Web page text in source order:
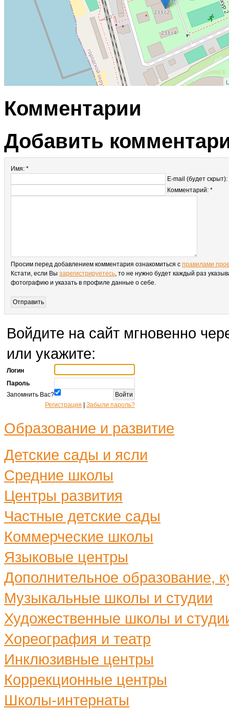
Комментарии
Добавить
Имя: *
E-mail (будет скрыт):
Комментарий: *
Просим перед добавлением комментария ознакомиться с правилами
Кстати, если Вы зарегистрируетесь, то не нужно будет каждый раз
фотографию и указать в профиле данные о себе.
Войдите на сайт мгновенно
или укажите:
Логин
Пароль
Запомнить Вас?
Регистрация
Забыли пароль?
Образование и развитие
Детские сады и ясли
Средние школы
Центры развития
Частные детские сады
Коммерческие школы
Языковые центры
Дополнительное образование,
Музыкальные школы и студии
Художественные школы и
Хореография и театр
Инклюзивные центры
Коррекционные центры
Школы-интернаты